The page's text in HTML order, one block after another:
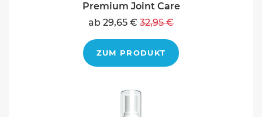
Premium Joint Care
ab 29,65 € 32,95 €
ZUM PRODUKT